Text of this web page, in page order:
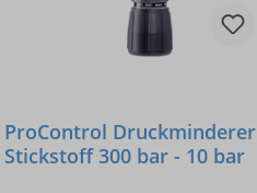
ProControl Druckminderer
Stickstoff 300 bar - 10 bar